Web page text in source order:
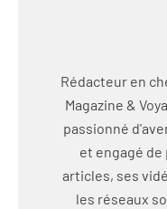
Rédacteur en
Magazine &
passionné
et engagé
articles, ses
les réseaux